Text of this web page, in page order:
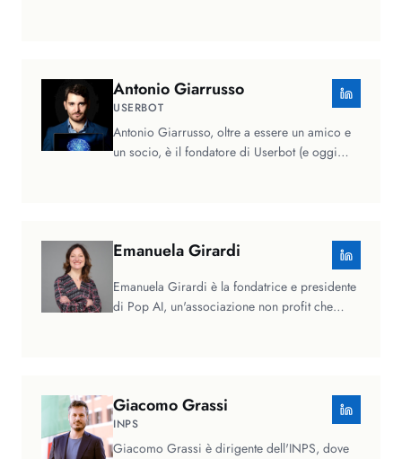
AntonioGiarrusso
USERBOT
Antonio Giarrusso, oltre a essere un amico e
un socio, è il fondatore di Userbot (e oggi
EmanuelaGirardi
Emanuela Girardi è la fondatrice e presidente
di Pop AI, un'associazione non profit che
GiacomoGrassi
INPS
Giacomo Grassi è dirigente dell'INPS, dove